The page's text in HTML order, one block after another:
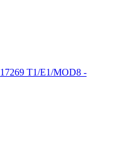
17269 T1/E1/MOD8 -